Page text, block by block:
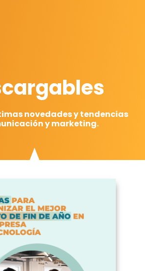
novedades y tendencias
y marketing.